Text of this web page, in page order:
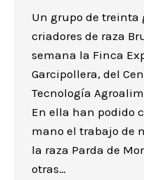
Un grupo de treinta
criadores de raza
semana la Finca
Garcipollera, del
Tecnología
En ella han podido
mano el trabajo de
la raza Parda de
otras…